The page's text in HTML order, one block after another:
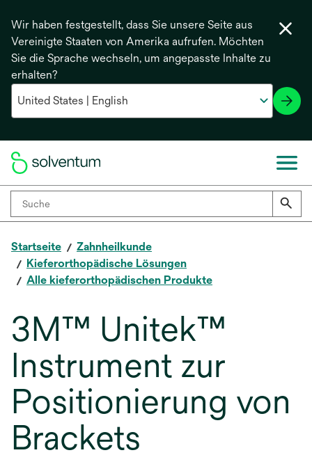
Wir haben festgestellt, dass Sie unsere Seite aus
Vereinigte Staaten von Amerika aufrufen. Möchten
Sie die Sprache wechseln, um angepasste Inhalte zu
erhalten?
Startseite
Zahnheilkunde
Kieferorthopädische Lösungen
Alle kieferorthopädischen Produkte
3M™ Unitek™
Instrument zur
Positionierung von
Brackets